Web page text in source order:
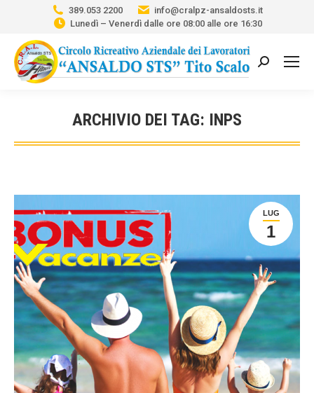
389.053 2200
info@cralpz-ansaldosts.it
Lunedì – Venerdì dalle ore 08:00 alle ore 16:30
Cerca:
ARCHIVIO DEI TAG: INPS
Tu sei qui:
LUG
1